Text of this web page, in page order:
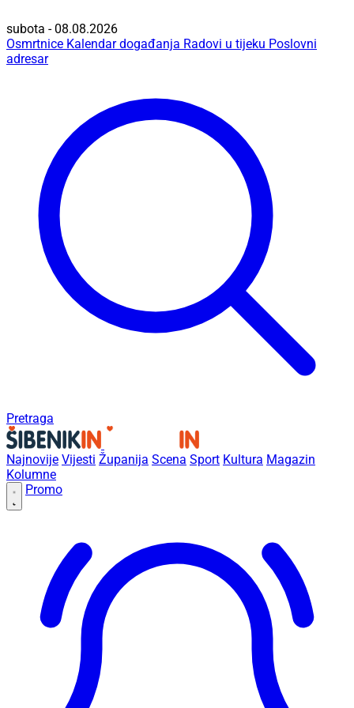
subota - 08.08.2026
Osmrtnice Kalendar događanja Radovi u tijeku Poslovni
adresar
Pretraga
Najnovije Vijesti Županija Scena Sport Kultura Magazin
Kolumne
Promo